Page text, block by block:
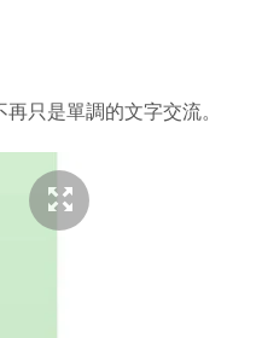
只是單調的文字交流。